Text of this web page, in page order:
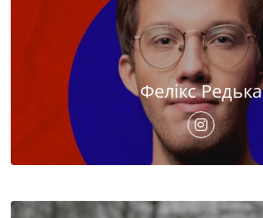
Фелікс Редька